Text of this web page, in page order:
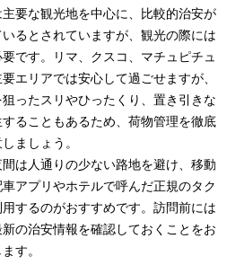
要な観光地を中心に、比較的治安が
るとされていますが、観光の際には
です。リマ、クスコ、マチュピチュ
エリアでは安心して過ごせますが、
ったスリやひったくり、置き引きな
することもあるため、荷物管理を徹底
ましょう。
間は人通りの少ない路地を避け、移動
アプリやホテルで呼んだ正規のタク
用するのがおすすめです。訪問前には
の治安情報を確認しておくことをお